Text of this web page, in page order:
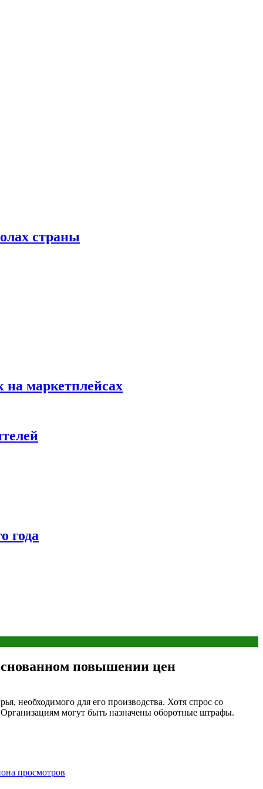
страны
на маркетплейсах
года
повышении цен
необходимого для его производства. Хотя спрос со
могут быть назначены оборотные штрафы.
просмотров